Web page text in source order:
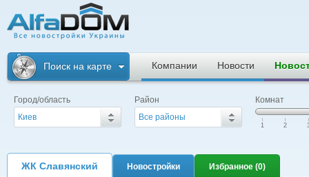
новостройки
Украины
Поиск на карте Компании Новости
Город/область
Киев
Район
Все районы
Комнат
|
1
|
2
|
ЖК Славянский Новостройки Избранное (0)